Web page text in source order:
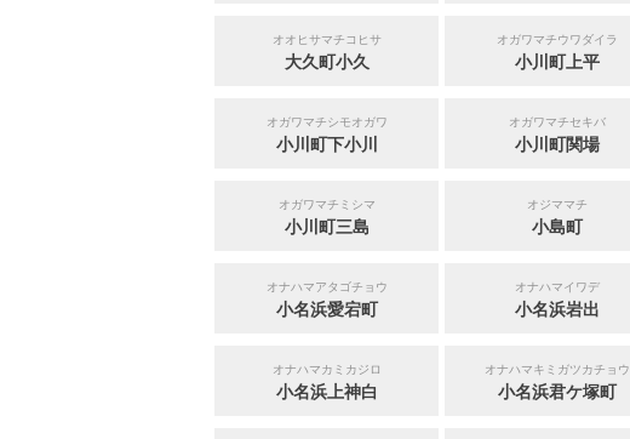
オオヒサマチコヒサ
大久町小久
オガワマチウワダイラ
小川町上平
オガワマチシモオガワ
小川町下小川
オガワマチセキバ
小川町関場
オガワマチミシマ
小川町三島
オジママチ
小島町
オナハマアタゴチョウ
小名浜愛宕町
オナハマイワデ
小名浜岩出
オナハマカミカジロ
小名浜上神白
オナハマキミガツカチョウ
小名浜君ケ塚町